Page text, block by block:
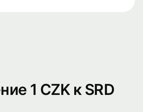
1 CZK к SRD